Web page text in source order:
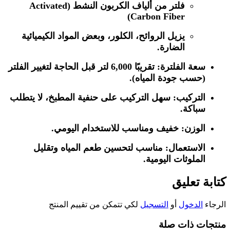
فلتر من ألياف الكربون النشط (Activated
Carbon Fiber)
يزيل الروائح، الكلور، وبعض المواد الكيميائية
الضارة.
سعة الفلترة:
تقريبًا 6,000 لتر قبل الحاجة لتغيير الفلتر
(حسب جودة المياه).
التركيب: سهل التركيب على حنفية المطبخ، لا يتطلب
سباكة.
الوزن: خفيف ومناسب للاستخدام اليومي.
الاستعمال: مناسب لتحسين طعم المياه وتقليل
الملوثات اليومية.
كتابة تعليق
الرجاء الدخول أو التسجيل لكي تتمكن من تقييم المنتج
منتجات ذات صلة